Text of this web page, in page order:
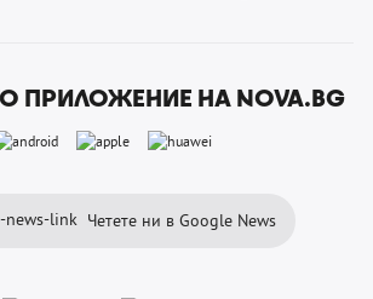
ПРИЛОЖЕНИЕ НА NOVA.BG
Четете ни в Google News